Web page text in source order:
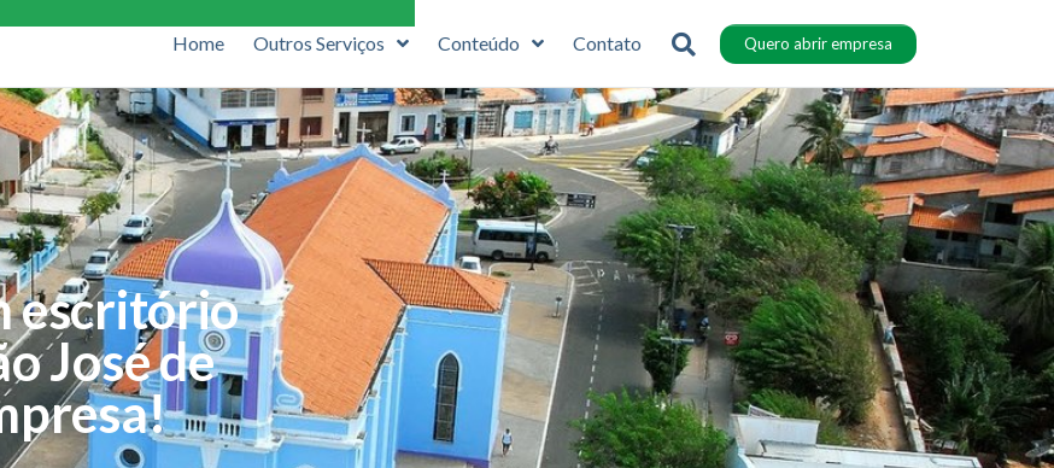
Home Outros Serviços Conteúdo Contato Quero abrir empresa
escritório
José de